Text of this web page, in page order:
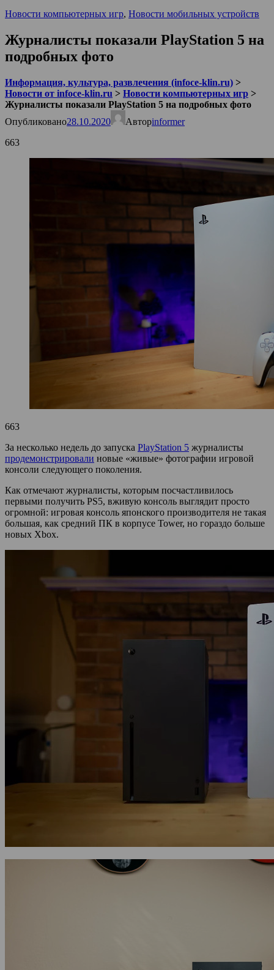
Новости компьютерных игр, Новости мобильных устройств
Журналисты показали PlayStation 5 на
подробных фото
Информация, культура, развлечения (infoce-klin.ru) >
Новости от infoce-klin.ru > Новости компьютерных игр >
Журналисты показали PlayStation 5 на подробных фото
Опубликовано28.10.2020 Авторinformer
663
663
За несколько недель до запуска PlayStation 5 журналисты
продемонстрировали новые «живые» фотографии игровой
консоли следующего поколения.
Как отмечают журналисты, которым посчастливилось
первыми получить PS5, вживую консоль выглядит просто
огромной: игровая консоль японского производителя не такая
большая, как средний ПК в корпусе Tower, но гораздо больше
новых Xbox.